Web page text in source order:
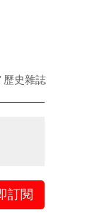
歷史雜誌
訂閱